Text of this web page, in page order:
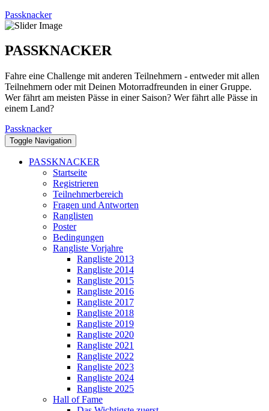
Passknacker
PASSKNACKER
Fahre eine Challenge mit anderen Teilnehmern - entweder mit allen
Teilnehmern oder mit Deinen Motorradfreunden in einer Gruppe.
Wer fährt am meisten Pässe in einer Saison? Wer fährt alle Pässe in
einem Land?
Passknacker
Toggle Navigation
PASSKNACKER
Startseite
Registrieren
Teilnehmerbereich
Fragen und Antworten
Ranglisten
Poster
Bedingungen
Rangliste Vorjahre
Rangliste 2013
Rangliste 2014
Rangliste 2015
Rangliste 2016
Rangliste 2017
Rangliste 2018
Rangliste 2019
Rangliste 2020
Rangliste 2021
Rangliste 2022
Rangliste 2023
Rangliste 2024
Rangliste 2025
Hall of Fame